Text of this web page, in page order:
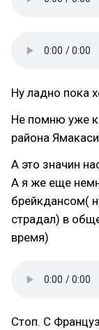
Ну ладно пока
Не помню уже
района
А это значин
А я же еще
брейкдансом(
страдал) в
время)
Стоп. С